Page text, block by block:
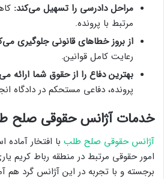
مراحل دادرسی را تسهیل می‌کند:
مرتبط با پرونده.
از بروز خطاهای قانونی جلوگیری
رعایت کامل قوانین.
بهترین دفاع را از حقوق شما ارائه
پرونده، دفاعی مستحکم در دادگاه
خدمات آژانس حقوقی صلح
آژانس حقوقی صلح طلب با افتخار
امور حقوقی مرتبط در منطقه رباط کریم
برجسته و با تجربه در این آژانس گرد هم